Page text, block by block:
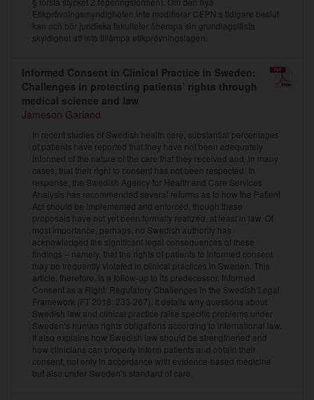
Etikprövningsmyndigheten inte modifierar CEPN:s tidigare beslut
kan och bör juridiska fakulteter åberopa sin grundlagsfästa
skyldighet att inte tillämpa etikprövningslagen.
Informed Consent in Clinical Practice in Sweden:
Challenges in protecting patients’ rights through
medical science and law
Jameson Garland
In recent studies of Swedish health care, substantial percentages
of patients have reported that they have not been adequately
informed of the nature of the care that they received and, in many
cases, that their right to consent has not been respected. In
response, the Swedish Agency for Health and Care Services
Analysis has recommended several reforms as to how the Patient
Act should be implemented and enforced, though these
proposals have not yet been formally realized, at least in law. Of
most importance, perhaps, no Swedish authority has
acknowledged the significant legal consequences of these
findings – namely, that the rights of patients to informed consent
may be frequently violated in clinical practices in Sweden. This
article, therefore, is a follow-up to its predecessor, Informed
Consent as a Right: Regulatory Challenges in the Swedish Legal
Framework (FT 2018: 233-267). It details why questions about
Swedish law and clinical practice raise specific problems under
Sweden’s human rights obligations according to international law.
It also explains how Swedish law should be strengthened and
how clinicians can properly inform patients and obtain their
consent, not only in accordance with evidence-based medicine
but also under Sweden’s standard of care.